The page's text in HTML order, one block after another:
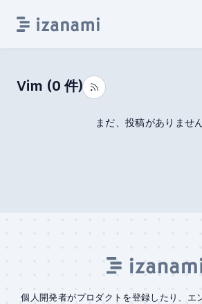
Vim (0 件)
まだ、投稿がありません
個人開発者がプロダクトを登録したり、エ